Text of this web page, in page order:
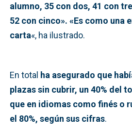
alumno, 35 con dos, 41 con
52 con cinco». «Es como una
carta«, ha ilustrado.
En total ha asegurado que
plazas sin cubrir, un 40% del
que en idiomas como finés o
el 80%, según sus cifras.